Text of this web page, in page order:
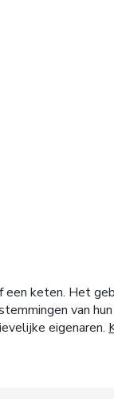
keten. Het
van
eigenaren.